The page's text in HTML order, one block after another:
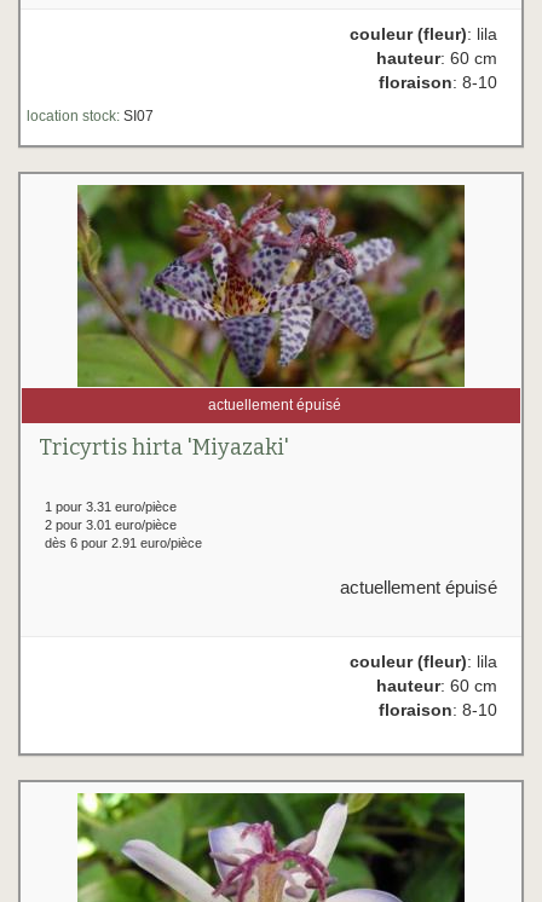
couleur (fleur): lila
hauteur: 60 cm
floraison: 8-10
location stock: SI07
actuellement épuisé
Tricyrtis hirta 'Miyazaki'
1 pour 3.31 euro/pièce
2 pour 3.01 euro/pièce
dès 6 pour 2.91 euro/pièce
actuellement épuisé
couleur (fleur): lila
hauteur: 60 cm
floraison: 8-10